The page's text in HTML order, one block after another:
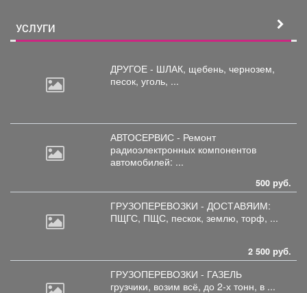
УСЛУГИ
ДРУГОЕ - ШЛАК, щебень, чернозем,
песок, уголь, ...
АВТОСЕРВИС - Ремонт
радиоэлектронных компонентов
автомобилей: ...
500 руб.
ГРУЗОПЕРЕВОЗКИ - ДОСТАВЯИМ:
ПЩГС, ПЩС, пескок, землю, торф, ...
2 500 руб.
ГРУЗОПЕРЕВОЗКИ - ГАЗЕЛЬ
грузчики, возим всё, до 2-х тонн, в ...